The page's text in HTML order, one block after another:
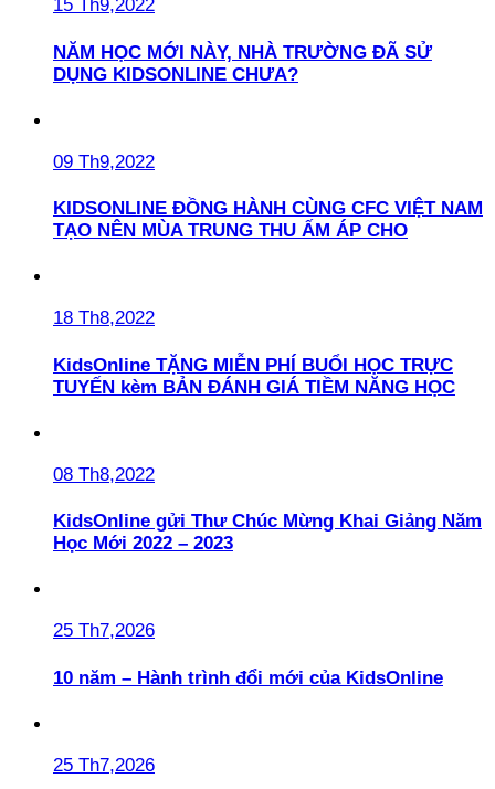
15 Th9,2022
NĂM HỌC MỚI NÀY, NHÀ TRƯỜNG ĐÃ SỬ
DỤNG KIDSONLINE CHƯA?
09 Th9,2022
KIDSONLINE ĐỒNG HÀNH CÙNG CFC VIỆT NAM
TẠO NÊN MÙA TRUNG THU ẤM ÁP CHO
18 Th8,2022
KidsOnline TẶNG MIỄN PHÍ BUỔI HỌC TRỰC
TUYẾN kèm BẢN ĐÁNH GIÁ TIỀM NĂNG HỌC
08 Th8,2022
KidsOnline gửi Thư Chúc Mừng Khai Giảng Năm
Học Mới 2022 – 2023
25 Th7,2026
10 năm – Hành trình đổi mới của KidsOnline
25 Th7,2026